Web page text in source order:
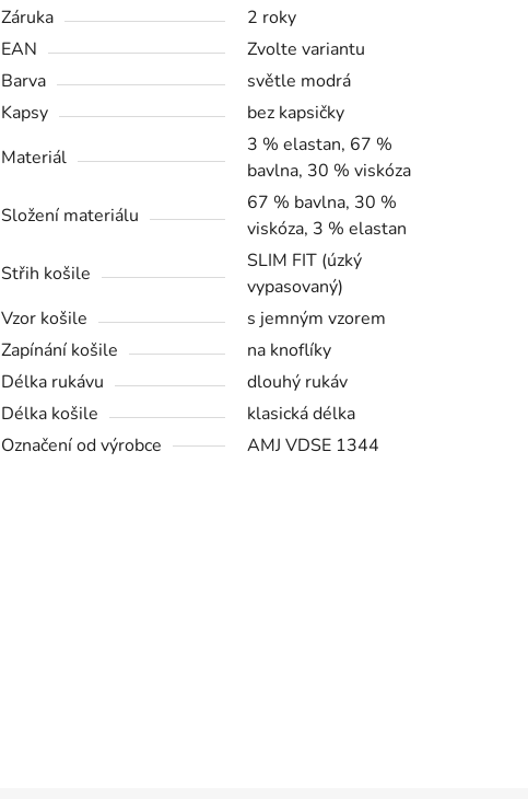
Záruka
2 roky
EAN
Zvolte variantu
Barva
světle modrá
Kapsy
bez kapsičky
Materiál
3 % elastan, 67 %
bavlna, 30 % viskóza
Složení materiálu
67 % bavlna, 30 %
viskóza, 3 % elastan
Střih košile
SLIM FIT (úzký
vypasovaný)
Vzor košile
s jemným vzorem
Zapínání košile
na knoflíky
Délka rukávu
dlouhý rukáv
Délka košile
klasická délka
Označení od výrobce
AMJ VDSE 1344